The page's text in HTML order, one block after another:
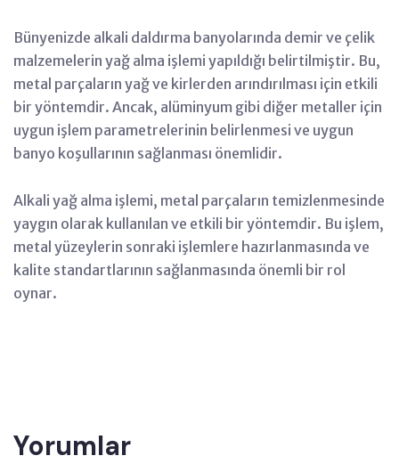
Bünyenizde alkali daldırma banyolarında demir ve çelik
malzemelerin yağ alma işlemi yapıldığı belirtilmiştir. Bu,
metal parçaların yağ ve kirlerden arındırılması için etkili
bir yöntemdir. Ancak, alüminyum gibi diğer metaller için
uygun işlem parametrelerinin belirlenmesi ve uygun
banyo koşullarının sağlanması önemlidir.
Alkali yağ alma işlemi, metal parçaların temizlenmesinde
yaygın olarak kullanılan ve etkili bir yöntemdir. Bu işlem,
metal yüzeylerin sonraki işlemlere hazırlanmasında ve
kalite standartlarının sağlanmasında önemli bir rol
oynar.
Yorumlar